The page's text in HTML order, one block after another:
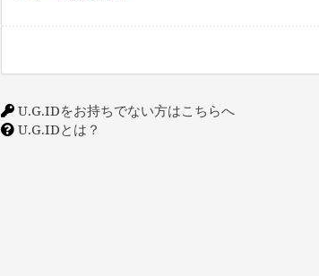
U.G.IDをお持ちでない方はこちらへ
U.G.IDとは？